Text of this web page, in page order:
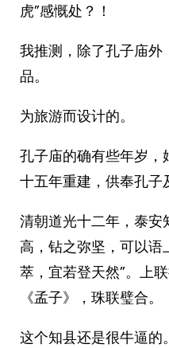
虎”感慨处？！
我推测，除了孔子庙
品。
为旅游而设计的。
孔子庙的确有些年岁
十五年重建，供奉孔子
清朝道光十二年，泰安
高，钻之弥坚，可以
萃，宜若登天然”。上
《孟子》，珠联璧合。
这个知县还是很牛逼的。